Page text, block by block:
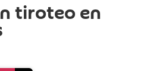
tiroteo en